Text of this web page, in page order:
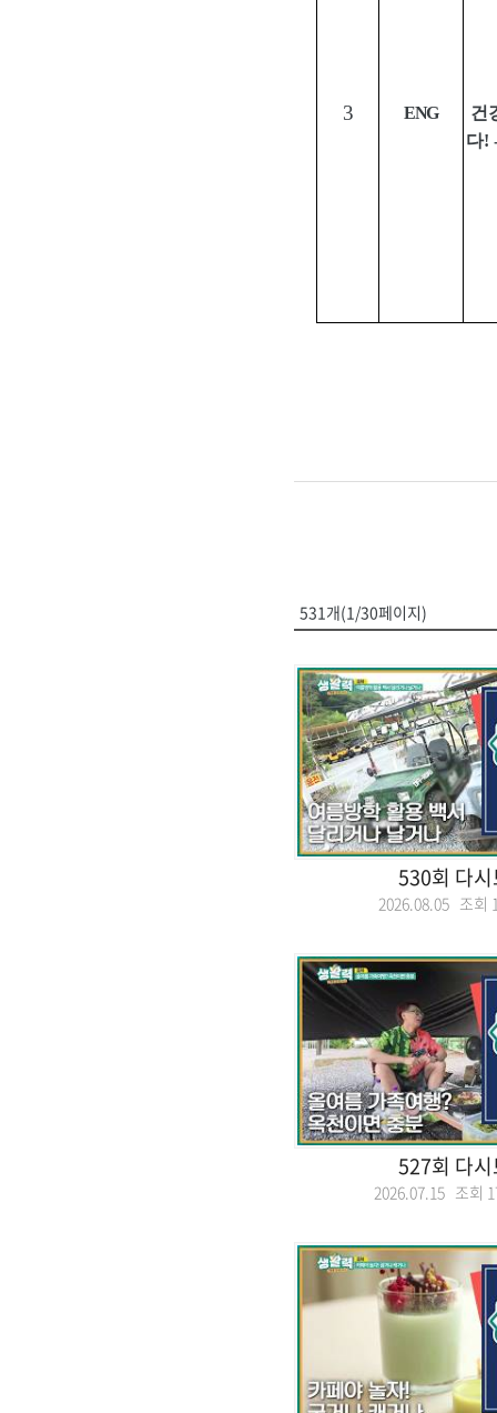
3 ENG
건
다!
531개(1/30페이지)
530회 다
2026.08.05 조회
527회 다
2026.07.15 조회